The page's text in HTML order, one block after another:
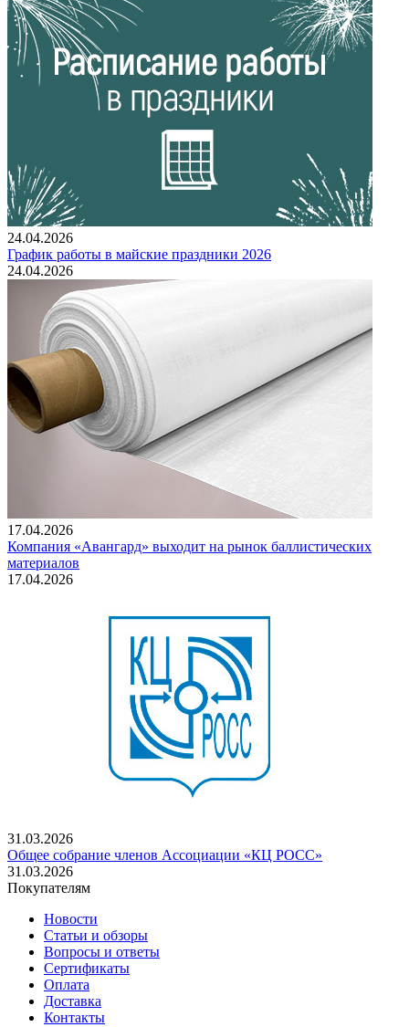
24.04.2026
График работы в майские праздники 2026
24.04.2026
17.04.2026
Компания «Авангард» выходит на рынок баллистических
материалов
17.04.2026
31.03.2026
Общее собрание членов Ассоциации «КЦ РОСС»
31.03.2026
Покупателям
Новости
Статьи и обзоры
Вопросы и ответы
Сертификаты
Оплата
Доставка
Контакты